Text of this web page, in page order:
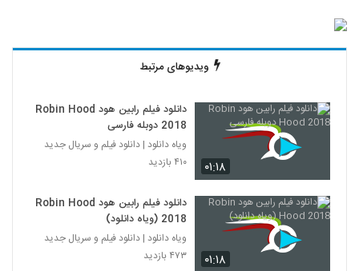
ویدیوهای مرتبط
۰۱:۱۸
دانلود فیلم رابین هود Robin Hood
2018 دوبله فارسی
ویاه دانلود | دانلود فیلم و سریال جدید
۴۱۰ بازدید
۰۱:۱۸
دانلود فیلم رابین هود Robin Hood
2018 (ویاه دانلود)
ویاه دانلود | دانلود فیلم و سریال جدید
۴۷۳ بازدید